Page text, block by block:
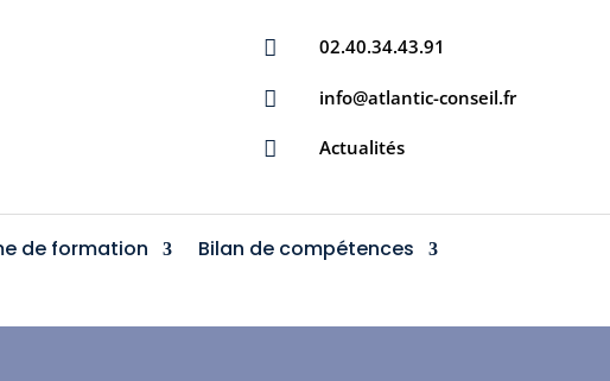
 02.40.34.43.91
 info@atlantic-conseil.fr
 Actualités
de formation
Bilan de compétences